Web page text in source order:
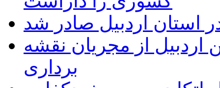
استان اردبیل صادر شد
از مجریان نقشه
برداری